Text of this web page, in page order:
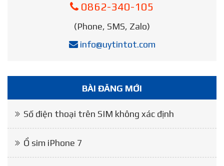
0862-340-105
(Phone, SMS, Zalo)
info@uytintot.com
BÀI ĐĂNG MỚI
Số điện thoại trên SIM không xác định
Ổ sim iPhone 7